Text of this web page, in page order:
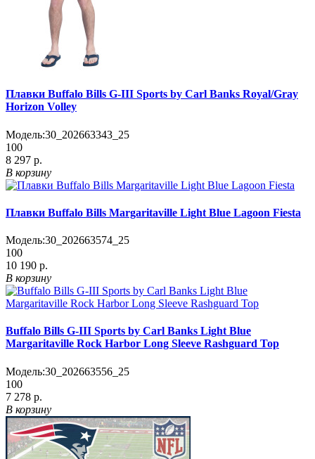
Плавки Buffalo Bills G-III Sports by Carl Banks Royal/Gray
Horizon Volley
Модель:30_202663343_25
100
8 297 р.
В корзину
Плавки Buffalo Bills Margaritaville Light Blue Lagoon Fiesta
Модель:30_202663574_25
100
10 190 р.
В корзину
Buffalo Bills G-III Sports by Carl Banks Light Blue
Margaritaville Rock Harbor Long Sleeve Rashguard Top
Модель:30_202663556_25
100
7 278 р.
В корзину